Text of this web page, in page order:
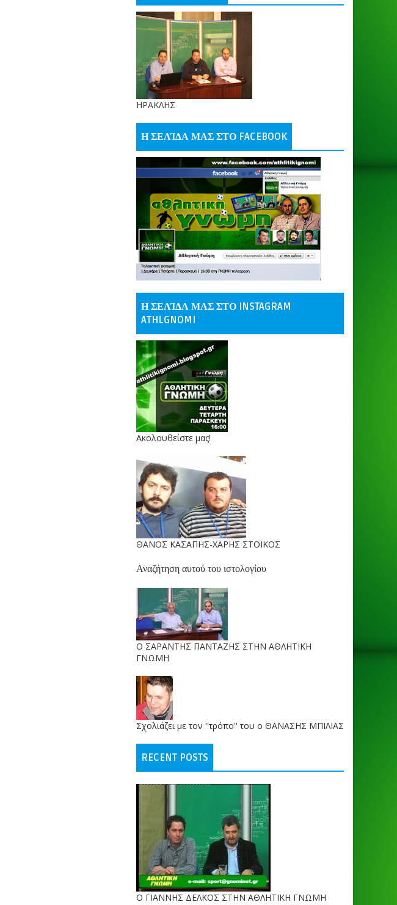
ΗΡΑΚΛΗΣ
Η ΣΕΛΊΔΑ ΜΑΣ ΣΤΟ FACEBOOK
Η ΣΕΛΊΔΑ ΜΑΣ ΣΤΟ INSTAGRAM
ATHLGNOMI
Ακολουθείστε μας!
ΘΑΝΟΣ ΚΑΣΑΠΗΣ-ΧΑΡΗΣ ΣΤΟΙΚΟΣ
Αναζήτηση αυτού του ιστολογίου
O ΣΑΡΑΝΤΗΣ ΠΑΝΤΑΖΗΣ ΣΤΗΝ ΑΘΛΗΤΙΚΗ
ΓΝΩΜΗ
Σχολιάζει με τον ''τρόπο'' του ο ΘΑΝΑΣΗΣ ΜΠΙΛΙΑΣ
RECENT POSTS
Ο ΓΙΑΝΝΗΣ ΔΕΛΚΟΣ ΣΤΗΝ ΑΘΛΗΤΙΚΗ ΓΝΩΜΗ